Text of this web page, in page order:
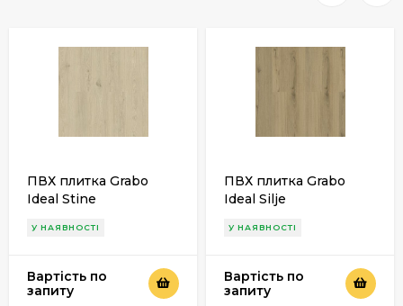
ПВХ плитка Grabo
Ideal Stine
У НАЯВНОСТІ
Вартість по
запиту
ПВХ плитка Grabo
Ideal Silje
У НАЯВНОСТІ
Вартість по
запиту